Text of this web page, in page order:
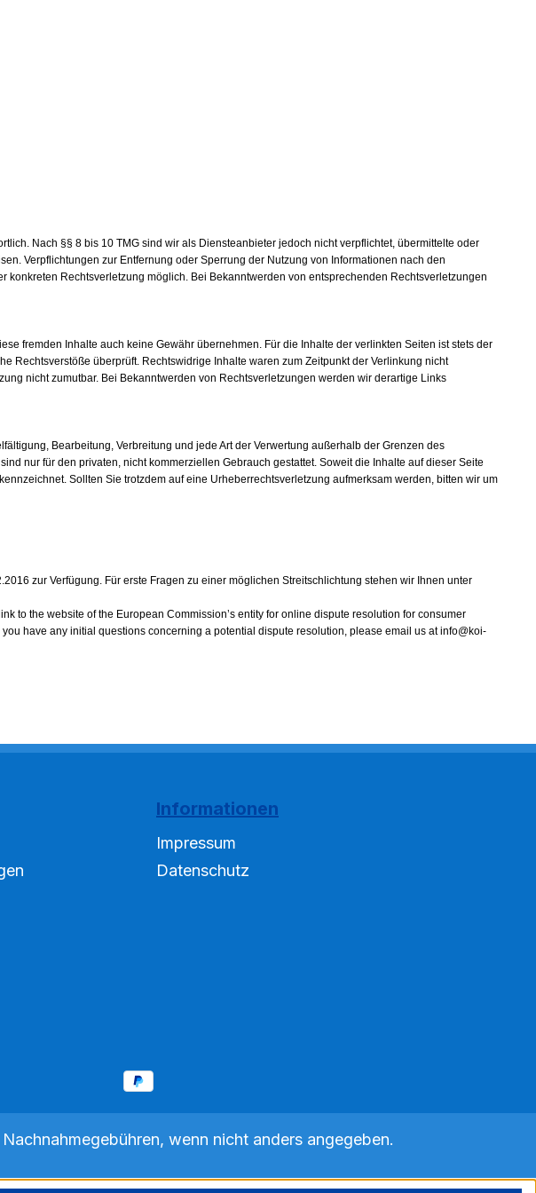
Nach §§ 8 bis 10 TMG sind wir als Diensteanbieter jedoch nicht verpflichtet, übermittelte oder
Verpflichtungen zur Entfernung oder Sperrung der Nutzung von Informationen nach den
Rechtsverletzung möglich. Bei Bekanntwerden von entsprechenden Rechtsverletzungen
fremden Inhalte auch keine Gewähr übernehmen. Für die Inhalte der verlinkten Seiten ist stets der
Rechtsverstöße überprüft. Rechtswidrige Inhalte waren zum Zeitpunkt der Verlinkung nicht
nicht zumutbar. Bei Bekanntwerden von Rechtsverletzungen werden wir derartige Links
Bearbeitung, Verbreitung und jede Art der Verwertung außerhalb der Grenzen des
nur für den privaten, nicht kommerziellen Gebrauch gestattet. Soweit die Inhalte auf dieser Seite
Sollten Sie trotzdem auf eine Urheberrechtsverletzung aufmerksam werden, bitten wir um
zur Verfügung. Für erste Fragen zu einer möglichen Streitschlichtung stehen wir Ihnen unter
to the website of the European Commission’s entity for online dispute resolution for consumer
have any initial questions concerning a potential dispute resolution, please email us at info@koi-
Informationen
Impressum
Datenschutz
wenn nicht anders angegeben.